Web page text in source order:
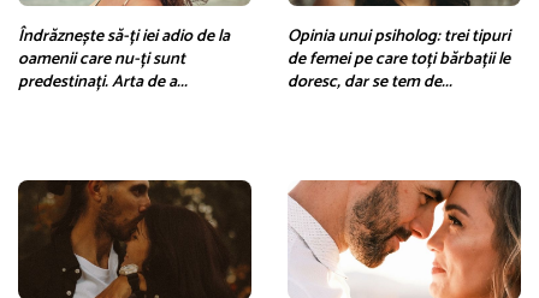
Îndrăznește să-ți iei adio de la
oamenii care nu-ți sunt
predestinați. Arta de a...
Opinia unui psiholog: trei tipuri
de femei pe care toți bărbații le
doresc, dar se tem de...